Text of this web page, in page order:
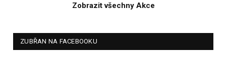
Zobrazit všechny Akce
ZUBŘAN NA FACEBOOKU